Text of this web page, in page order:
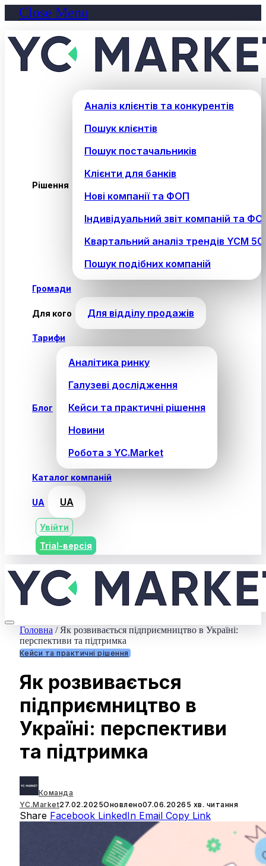
Close Menu
Рішення
Аналіз клієнтів та конкурентів
Пошук клієнтів
Пошук постачальників
Клієнти для банків
Нові компанії та ФОП
Індивідуальний звіт компаній та
Квартальний аналіз трендів YCM
Пошук подібних компаній
Громади
Для кого Для відділу продажів
Тарифи
Блог
Аналітика ринку
Галузеві дослідження
Кейси та практичні рішення
Новини
Робота з YC.Market
Каталог компаній
UA UA
Увійти
Trial-версія
Головна / Як розвивається підприємництво в Україні:
перспективи та підтримка
Кейси та практичні рішення
Як розвивається
підприємництво в
Україні: перспективи
та підтримка
Команда
YC.Market27.02.2025Оновлено07.06.2026 5 хв. читання
Share Facebook LinkedIn Email Copy Link